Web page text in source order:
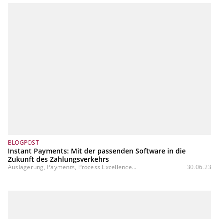
BLOGPOST
Instant Payments: Mit der passenden Software in die
Zukunft des Zahlungsverkehrs
Auslagerung, Payments, Process Excellence... 30.06.23